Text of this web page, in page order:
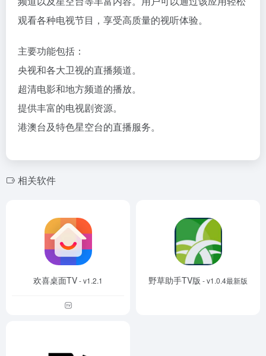
观看各种电视节目，享受高质量的视听体验。
主要功能包括：
央视和各大卫视的直播频道。
超清电影和地方频道的播放。
提供丰富的电视剧资源。
港澳台及特色星空台的直播服务。
相关软件
欢喜桌面TV- v1.2.1 野草助手TV版 - v1.0.4最新版